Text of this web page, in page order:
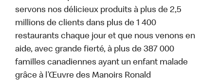
servons nos délicieux produits à plus de 2,5
millions de clients dans plus de 1 400
restaurants chaque jour et que nous venons en
aide, avec grande fierté, à plus de 387 000
familles canadiennes ayant un enfant malade
grâce à l’Œuvre des Manoirs Ronald